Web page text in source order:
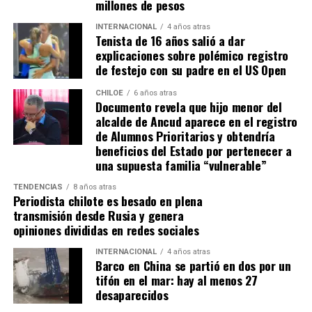
“Seguimos trabajando con esperanza, pero sin
certezas”, concluyó el alcalde de Quemchi, reflejando el
sentimiento generalizado entre los ediles de Chiloé ante
la disminución de recursos provenientes de la Subdere.
estabilizarse fue en Chiloé porque la isla era todo
para ella».Y, agregó:«No tenía ningún
emprendimiento, sí tenía algunas propiedades con
las que administraba y se manejaba, pero ya estaba en
una etapa de su vida en la que quería como
descansar, sentirse en paz y tranquila, y la isla le daba
la tranquilidad que ella andaba buscando en su vida»
Por otra parte, detallando sobre cómo se enteraron de
su fallecimiento, la mujer narró:«Netamente a través
de la prensa. Vimos unos mensajes que había sobre
un cadáver en la isla de Chiloé y nosotros llevábamos
alrededor de cuatro o cinco días buscando su
paradero, estaba perdida. Cuando nos enteramos de
que había un cadáver de una mujer en Chiloé, la
verdad es que en ese mismo minuto lo presumimos,
pero no teníamos ninguna seguridad. A través de
bastantes llamados, contactos y cosas así, pudimos
confirmar nuestra teoría».
millones de pesos
INTERNACIONAL 4 años atras
Tenista de 16 años salió a dar
explicaciones sobre polémico registro
de festejo con su padre en el US Open
CHILOE 6 años atras
Documento revela que hijo menor del
alcalde de Ancud aparece en el registro
de Alumnos Prioritarios y obtendría
beneficios del Estado por pertenecer a
una supuesta familia “vulnerable”
TENDENCIAS 8 años atras
Periodista chilote es besado en plena
transmisión desde Rusia y genera
opiniones divididas en redes sociales
INTERNACIONAL 4 años atras
Barco en China se partió en dos por un
tifón en el mar: hay al menos 27
desaparecidos